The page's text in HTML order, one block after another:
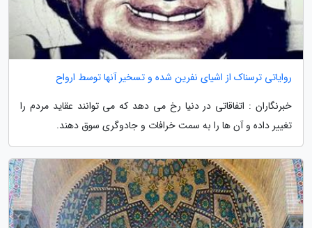
روایاتی ترسناک از اشیای نفرین شده و تسخیر آنها توسط ارواح
خبرنگاران : اتفاقاتی در دنیا رخ می دهد که می توانند عقاید مردم را
تغییر داده و آن ها را به سمت خرافات و جادوگری سوق دهند.